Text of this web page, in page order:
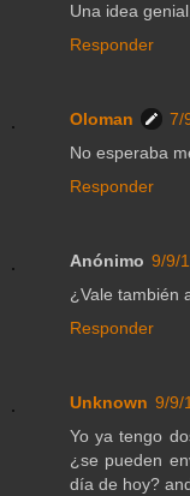
Una idea
Responder
Oloman
7/
No esperaba
Responder
Anónimo 9/9/
¿Vale también
Responder
Unknown 9/9/
Yo ya tengo
¿se pueden
día de hoy?